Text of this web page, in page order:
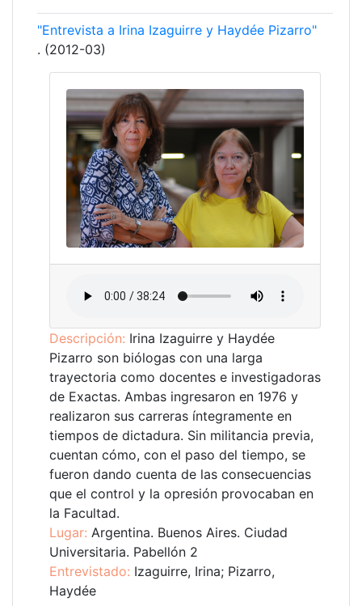
"Entrevista a Irina Izaguirre y Haydée Pizarro"
. (2012-03)
Descripción: Irina Izaguirre y Haydée
Pizarro son biólogas con una larga
trayectoria como docentes e investigadoras
de Exactas. Ambas ingresaron en 1976 y
realizaron sus carreras íntegramente en
tiempos de dictadura. Sin militancia previa,
cuentan cómo, con el paso del tiempo, se
fueron dando cuenta de las consecuencias
que el control y la opresión provocaban en
la Facultad.
Lugar: Argentina. Buenos Aires. Ciudad
Universitaria. Pabellón 2
Entrevistado: Izaguirre, Irina; Pizarro,
Haydée